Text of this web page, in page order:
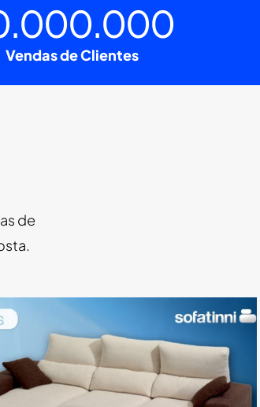
Vendas de Clientes
de